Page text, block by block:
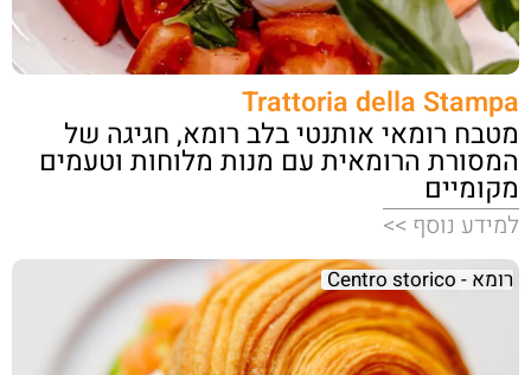
Trattoria della Stampa
מטבח רומאי אותנטי בלב רומא, חגיגה של
המסורת הרומאית עם מנות מלוחות וטעמים
מקומיים
למידע נוסף >>
רומא - Centro storico